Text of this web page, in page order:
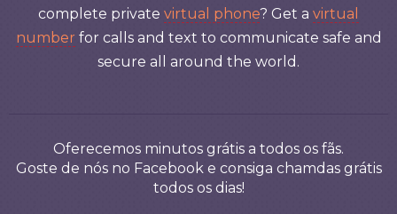
complete private virtual phone? Get a virtual
number for calls and text to communicate safe and
secure all around the world.
Oferecemos minutos grátis a todos os fãs.
Goste de nós no Facebook e consiga chamdas grátis
todos os dias!